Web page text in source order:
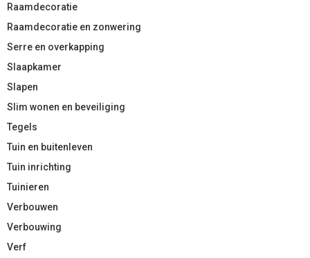
Raamdecoratie
Raamdecoratie en zonwering
Serre en overkapping
Slaapkamer
Slapen
Slim wonen en beveiliging
Tegels
Tuin en buitenleven
Tuin inrichting
Tuinieren
Verbouwen
Verbouwing
Verf